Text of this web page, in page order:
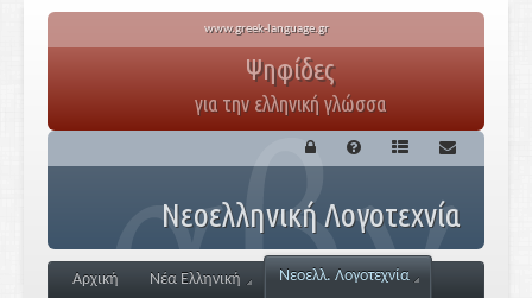
www.greek-language.gr
Ψηφίδες
για την ελληνική γλώσσα
Νεοελληνική Λογοτεχνία
Αρχική Νέα Ελληνική Νεοελλ. Λογοτεχνία